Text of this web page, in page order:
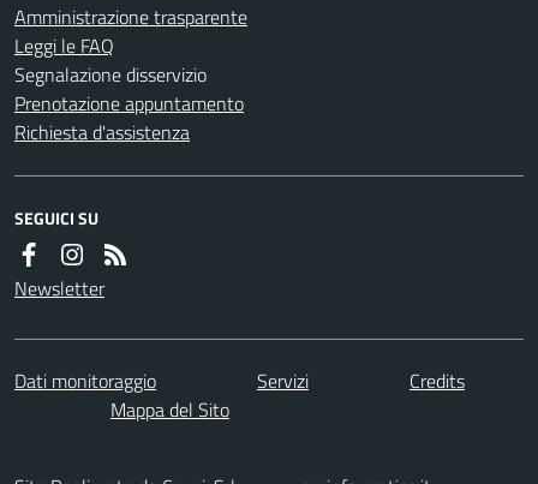
Amministrazione trasparente
Leggi le FAQ
Segnalazione disservizio
Prenotazione appuntamento
Richiesta d'assistenza
SEGUICI SU
Newsletter
Dati monitoraggio Servizi
Credits
Mappa del Sito